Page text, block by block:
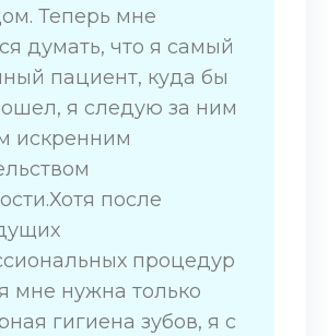
Теперь мне
думать, что я самый
пациент, куда бы
я следую за ним
искренним
после
процедур
мне нужна только
гигиена зубов, я с